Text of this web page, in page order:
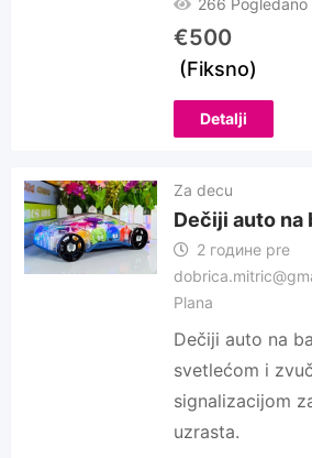
266 Pogledano
€500
(Fiksno)
Detalji
Za decu
Dečiji auto na
2 године pre
Plana
Dečiji auto na
svetlećom i
signalizacijom
uzrasta.